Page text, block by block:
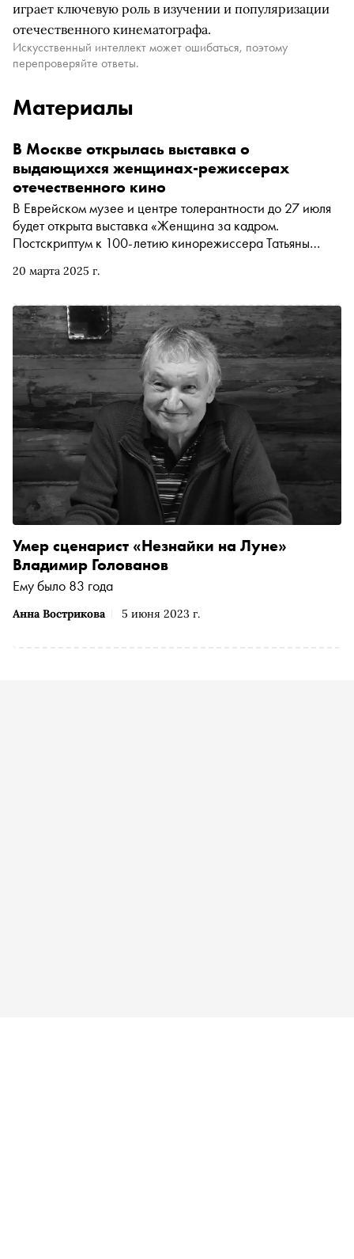
играет ключевую роль в изучении и популяризации
отечественного кинематографа.
Искусственный интеллект может ошибаться, поэтому
перепроверяйте ответы.
Материалы
20 марта 2025 г.
В Москве открылась выставка о
выдающихся женщинах-режиссерах
отечественного кино
В Еврейском музее и центре толерантности до 27 июля
будет открыта выставка «Женщина за кадром.
Постскриптум к 100-летию кинорежиссера Татьяны
отечественного кинематографа с точки зрения женщин,
Анна Вострикова 5 июня 2023 г.
Умер сценарист «Незнайки на Луне»
Владимир Голованов
Ему было 83 года